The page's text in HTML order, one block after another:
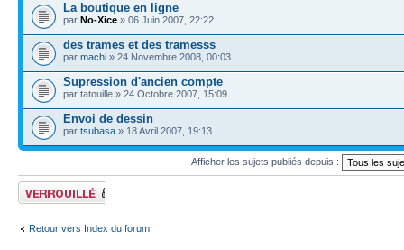
La boutique en ligne
par No-Xice » 06 Juin 2007, 22:22
des trames et des tramesss
par machi » 24 Novembre 2008, 00:03
Supression d'ancien compte
par tatouille » 24 Octobre 2007, 15:09
Envoi de dessin
par tsubasa » 18 Avril 2007, 19:13
Afficher les sujets publiés depuis :
Forum verrouillé
Retour vers Index du forum